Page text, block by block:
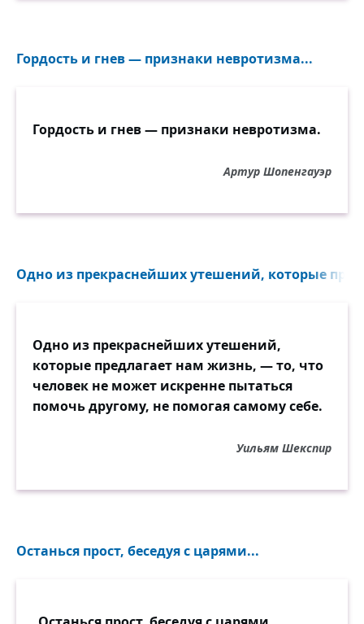
Гордость и гнев — признаки невротизма...
Гордость и гнев — признаки невротизма.
Артур Шопенгауэр
Одно из прекраснейших утешений, которые
Одно из прекраснейших утешений,
которые предлагает нам жизнь, — то, что
человек не может искренне пытаться
помочь другому, не помогая самому себе.
Уильям Шекспир
Останься прост, беседуя с царями...